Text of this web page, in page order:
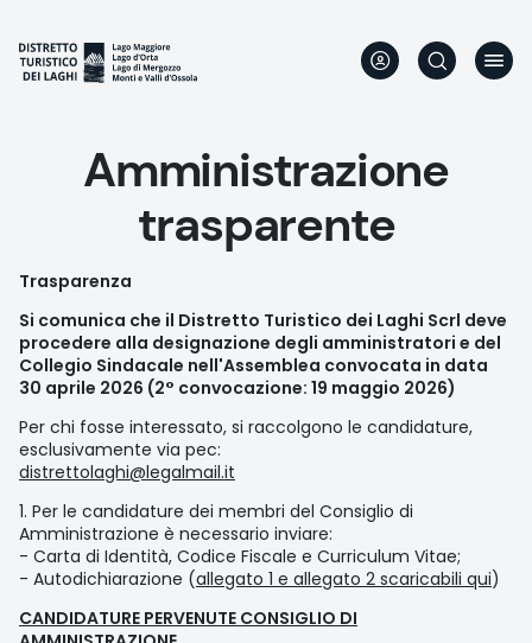
main
content
Amministrazione
trasparente
Trasparenza
Si comunica che il Distretto Turistico dei Laghi Scrl deve
procedere alla designazione degli amministratori e del
Collegio Sindacale nell'Assemblea convocata in data
30 aprile 2026 (2° convocazione: 19 maggio 2026)
Per chi fosse interessato, si raccolgono le candidature,
esclusivamente via pec:
distrettolaghi@legalmail.it
1. Per le candidature dei membri del Consiglio di
Amministrazione è necessario inviare:
- Carta di Identità, Codice Fiscale e Curriculum Vitae;
- Autodichiarazione (allegato 1 e allegato 2 scaricabili qui)
CANDIDATURE PERVENUTE CONSIGLIO DI